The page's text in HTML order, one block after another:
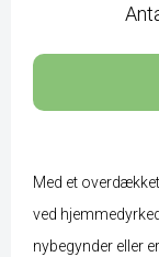
Med et
ved
nybegynder eller